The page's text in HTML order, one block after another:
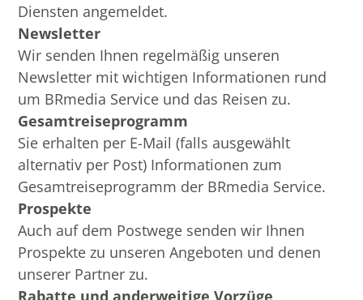
Diensten angemeldet.
Newsletter
Wir senden Ihnen regelmäßig unseren
Newsletter mit wichtigen Informationen rund
um BRmedia Service und das Reisen zu.
Gesamtreiseprogramm
Sie erhalten per E-Mail (falls ausgewählt
alternativ per Post) Informationen zum
Gesamtreiseprogramm der BRmedia Service.
Prospekte
Auch auf dem Postwege senden wir Ihnen
Prospekte zu unseren Angeboten und denen
unserer Partner zu.
Rabatte und anderweitige Vorzüge